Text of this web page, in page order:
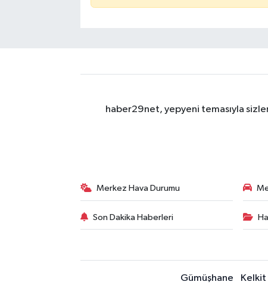
haber29net, yepyeni temasıyla
Merkez Hava Durumu
Son Dakika Haberleri
Gümüşhane Kelkit